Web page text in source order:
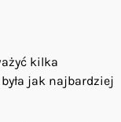
kilka
jak najbardziej